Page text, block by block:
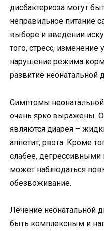
дисбактериоза могут
неправильное питание
выборе и введении
того, стресс,
нарушение режима
развитие неонатальной
Симптомы
очень ярко выражены.
являются диарея –
аппетит, рвота. Кроме
слабее,
может наблюдаться
обезвоживание.
Лечение неонатальной
быть комплексным и